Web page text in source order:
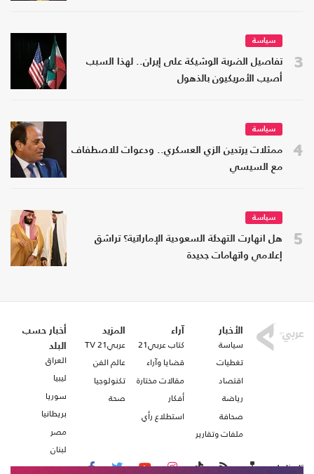
3
سياسة
تفاصيل الضربة الوشيكة على إيران.. لهذا السبب
أصيب الأمريكيون بالذهول
4
سياسة
ممثلات يرتدين الزي العسكري.. ودعوات للاصطفاف
مع السيسي
5
سياسة
هل انهارت التهدئة السعودية الإماراتية؟ تراشق
إعلامي واتهامات جديدة
الأخبار
سياسة
تغطيات
اقتصاد
رياضة
صحافة
ملفات وتقارير
آراء
كتاب عربي21
قضايا وآراء
مقالات مختارة
أفكار
استطلاع رأي
المزيد
عربي21 TV
عالم الفن
تكنولوجيا
صحة
أخبار حسب
البلد
العراق
ليبيا
سوريا
بريطانيا
مصر
لبنان
تابعنا على